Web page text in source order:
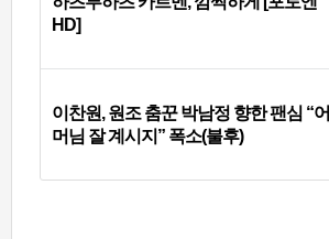
HD]
이찬원, 원조 춤꾼 박남정 향한 팬심 “어
머님 잘 계시지” 폭소(불후)